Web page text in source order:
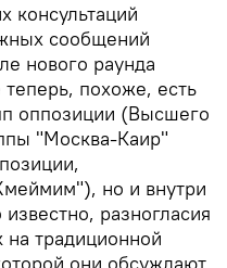
консультаций
сообщений
нового раунда
похоже, есть
оппозиции (Высшего
"Москва-Каир"
но и внутри
разногласия
на традиционной